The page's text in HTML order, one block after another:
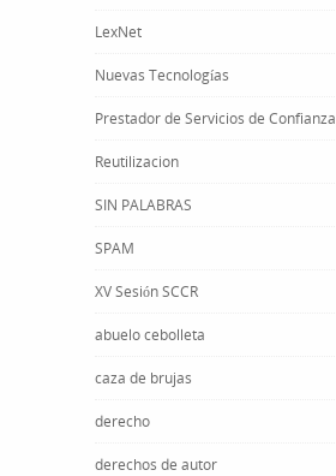
LexNet
Nuevas Tecnologías
Prestador de Servicios de Confianza
Reutilizacion
SIN PALABRAS
SPAM
XV Sesión SCCR
abuelo cebolleta
caza de brujas
derecho
derechos de autor